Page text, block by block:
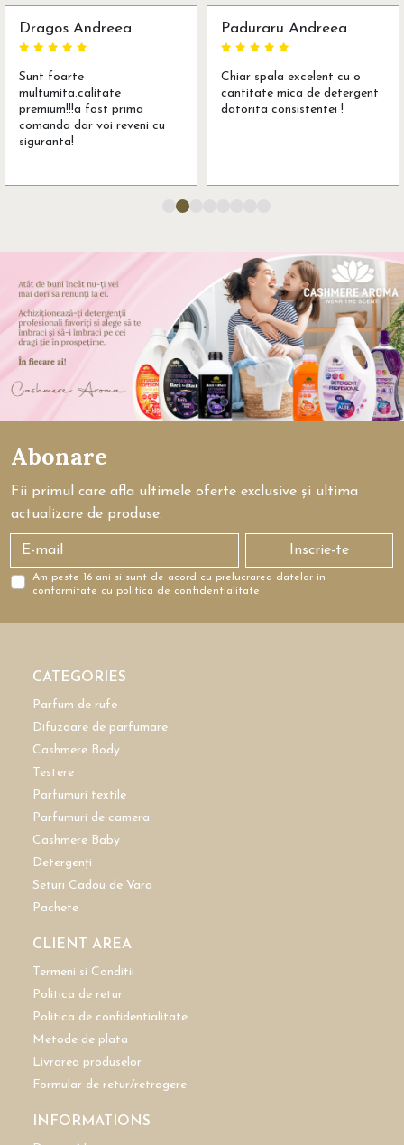
Dragos Andreea
Sunt foarte
multumita.calitate
premium!!!a fost prima
comanda dar voi reveni cu
siguranta!
Paduraru Andreea
Chiar spala excelent cu o
cantitate mica de detergent
datorita consistentei !
Abonare
Fii primul care afla ultimele oferte exclusive și ultima
actualizare de produse.
Inscrie-te
Am peste 16 ani si sunt de acord cu prelucrarea datelor in
conformitate cu politica de confidentialitate
CATEGORIES
Parfum de rufe
Difuzoare de parfumare
Cashmere Body
Testere
Parfumuri textile
Parfumuri de camera
Cashmere Baby
Detergenți
Seturi Cadou de Vara
Pachete
CLIENT AREA
Termeni si Conditii
Politica de retur
Politica de confidentialitate
Metode de plata
Livrarea produselor
Formular de retur/retragere
INFORMATIONS